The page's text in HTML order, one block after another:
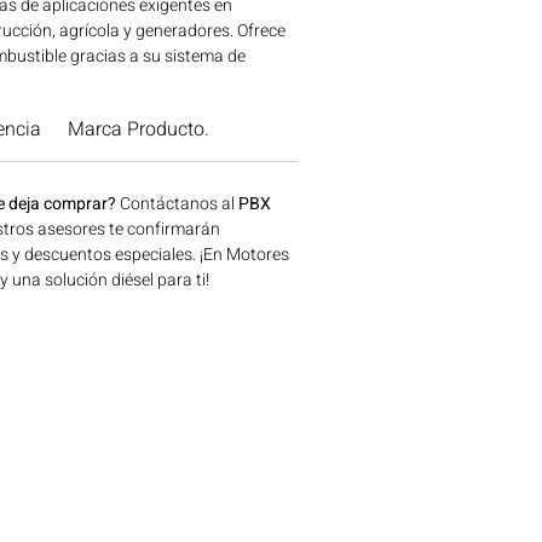
de aplicaciones exigentes en
agrícola y generadores. Ofrece
gracias a su sistema de
en entornos difíciles. Disponible
del motor (EMR). Excelente
permite operación con
de azufre. Ideal para
agrícola, construcción, minería y
en Bogotá, Colombia.
Marca Producto.
deja comprar? Contáctanos al PBX
asesores te confirmarán
y descuentos especiales. ¡En Motores
una solución diésel para ti!